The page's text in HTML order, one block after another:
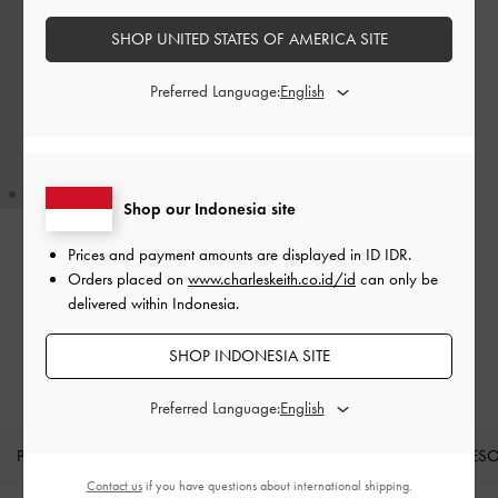
BACK IN STOCK
Tas Bahu Woven Ivette -Noir
IDR1,599,000
PRODUK BARU
Shop our Indonesia site
Prices and payment amounts are displayed in ID IDR.
Orders placed on www.charleskeith.co.id/id can only be
delivered within Indonesia.
SHOP INDONESIA SITE
Preferred Language:
SHOP UNITED STATES OF AMERICA SITE
Preferred Language:
Contact usif you have questions about international shipping.